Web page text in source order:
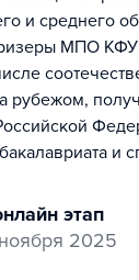
и среднего
МПО КФУ
рубежом,
и
этап
2025